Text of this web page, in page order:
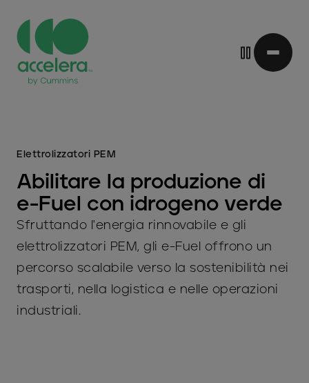
contenuto
principale
Elettrolizzatori PEM
Abilitare la produzione di
e-Fuel con idrogeno verde
Sfruttando l'energia rinnovabile e gli
elettrolizzatori PEM, gli e-Fuel offrono un
percorso scalabile verso la sostenibilità nei
trasporti, nella logistica e nelle operazioni
industriali.